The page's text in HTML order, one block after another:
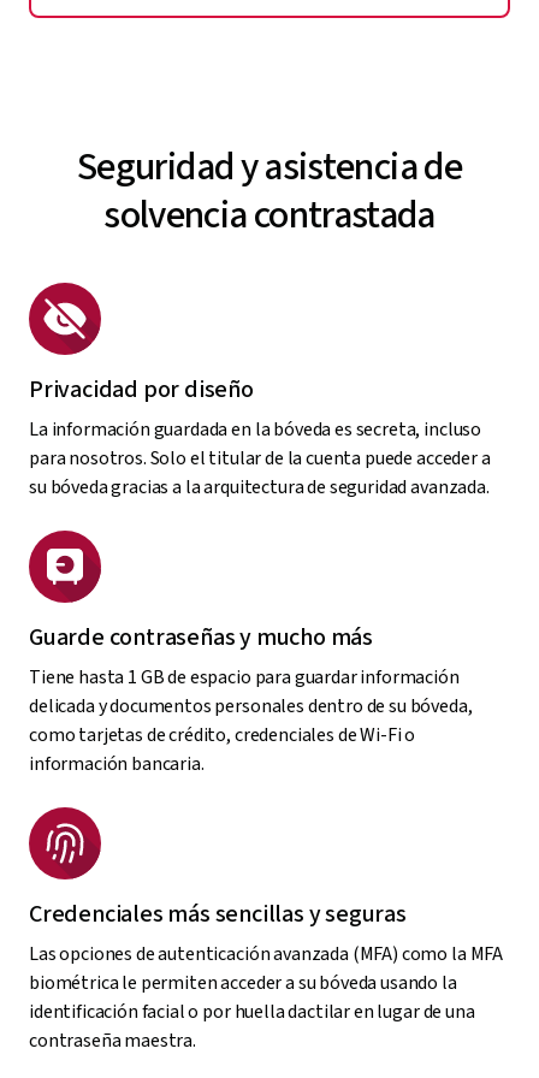
Seguridad y asistencia de
solvencia contrastada
Privacidad por diseño
La información guardada en la bóveda es secreta, incluso
para nosotros. Solo el titular de la cuenta puede acceder a
su bóveda gracias a la arquitectura de seguridad avanzada.
Guarde contraseñas y mucho más
Tiene hasta 1 GB de espacio para guardar información
delicada y documentos personales dentro de su bóveda,
como tarjetas de crédito, credenciales de Wi-Fi o
información bancaria.
Credenciales más sencillas y seguras
Las opciones de autenticación avanzada (MFA) como la MFA
biométrica le permiten acceder a su bóveda usando la
identificación facial o por huella dactilar en lugar de una
contraseña maestra.